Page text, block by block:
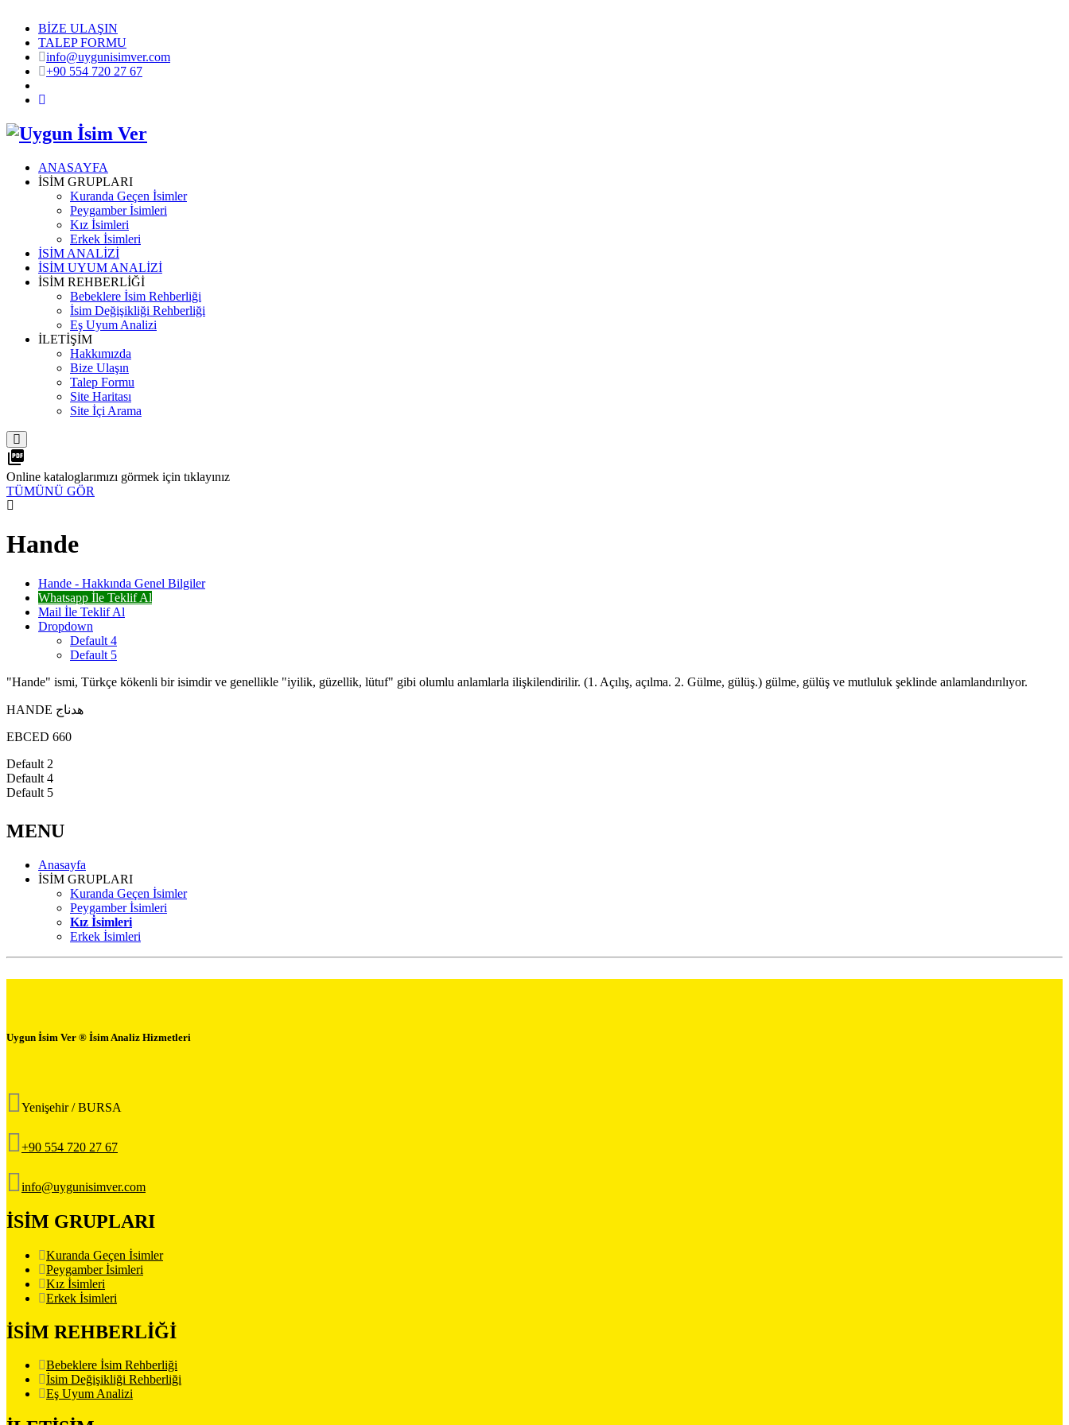
BİZE ULAŞIN
TALEP FORMU
info@uygunisimver.com
+90 554 720 27 67
ANASAYFA
İSİM GRUPLARI
Kuranda Geçen İsimler
Peygamber İsimleri
Kız İsimleri
Erkek İsimleri
İSİM ANALİZİ
İSİM UYUM ANALİZİ
İSİM REHBERLİĞİ
Bebeklere İsim Rehberliği
İsim Değişikliği Rehberliği
Eş Uyum Analizi
İLETİŞİM
Hakkımızda
Bize Ulaşın
Talep Formu
Site Haritası
Site İçi Arama
picture_as_pdf
Online kataloglarımızı görmek için tıklayınız
TÜMÜNÜ GÖR
Hande
Hande - Hakkında Genel Bilgiler
Whatsapp İle Teklif Al
Mail İle Teklif Al
Dropdown
Default 4
Default 5
"Hande" ismi, Türkçe kökenli bir isimdir ve genellikle "iyilik, güzellik, lütuf" gibi olumlu anlamlarla ilişkilendirilir. (1. Açılış, açılma. 2. Gülme, gülüş.) gülme, gülüş ve mutluluk şeklinde anlamlandırılıyor.
HANDE هدناج
EBCED 660
Default 2
Default 4
Default 5
MENU
Anasayfa
İSİM GRUPLARI
Kuranda Geçen İsimler
Peygamber İsimleri
Kız İsimleri
Erkek İsimleri
Uygun İsim Ver ® İsim Analiz Hizmetleri
Yenişehir / BURSA
+90 554 720 27 67
info@uygunisimver.com
İSİM GRUPLARI
Kuranda Geçen İsimler
Peygamber İsimleri
Kız İsimleri
Erkek İsimleri
İSİM REHBERLİĞİ
Bebeklere İsim Rehberliği
İsim Değişikliği Rehberliği
Eş Uyum Analizi